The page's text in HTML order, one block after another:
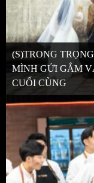
(S)TRONG
MÌNH GỬI GẮM
CUỐI CÙNG